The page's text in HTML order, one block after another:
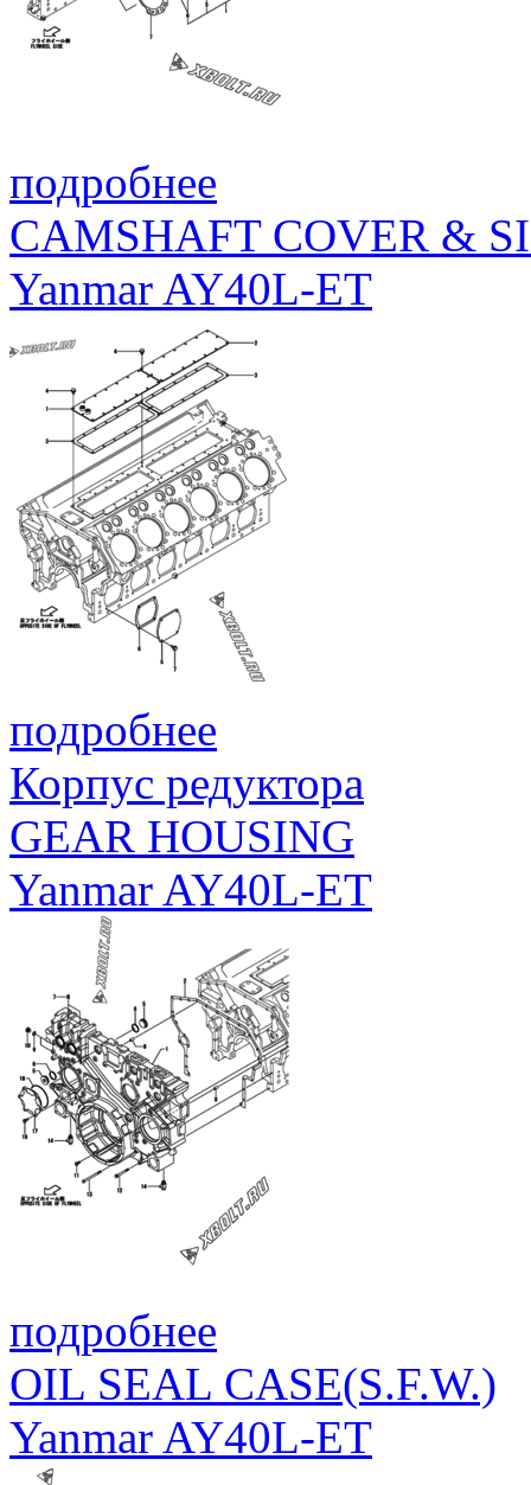
BOLT, M10X 25 PLATED
подробнее
CAMSHAFT COVER &
Yanmar AY40L-ET
подробнее
Корпус редуктора
GEAR HOUSING
Yanmar AY40L-ET
подробнее
OIL SEAL CASE(S.F.W.)
Yanmar AY40L-ET